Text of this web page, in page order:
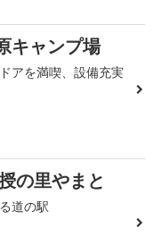
キャンプ場
アを満喫、設備充実
の里やまと
道の駅